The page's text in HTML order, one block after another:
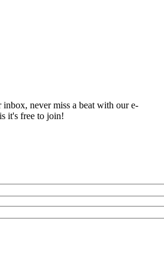
never miss a beat with our e-
it's free to join!